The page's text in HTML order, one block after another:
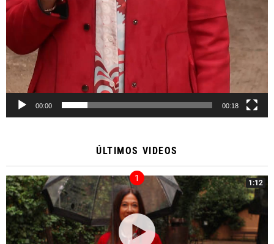
00:00 00:18
ÚLTIMOS VIDEOS
1:12